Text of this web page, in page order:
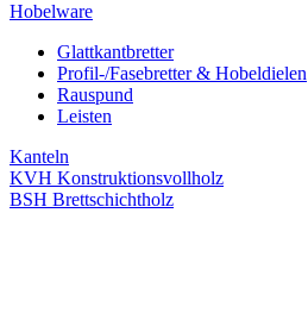
Hobelware
Glattkantbretter
Profil-/Fasebretter & Hobeldielen
Rauspund
Leisten
Kanteln
KVH Konstruktionsvollholz
BSH Brettschichtholz